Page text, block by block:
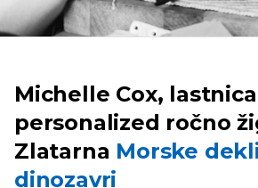
Michelle Cox, lastnica
personalized ročno
Zlatarna Morske
dinozavri